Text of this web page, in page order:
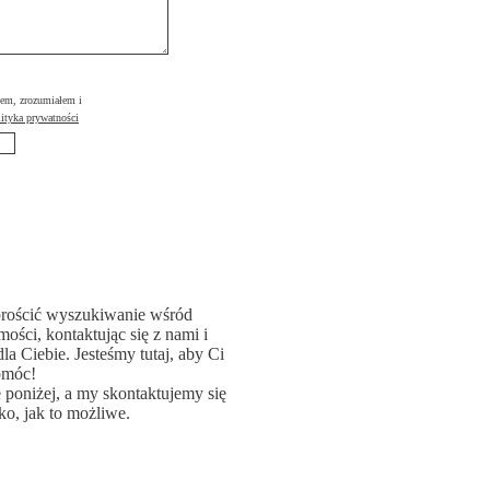
zrozumiałem i
prywatności
wyszukiwanie wśród
kontaktując się z nami i
Ciebie. Jesteśmy tutaj, aby Ci
a my skontaktujemy się
jak to możliwe.